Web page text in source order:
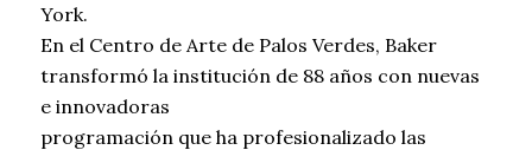
York.
En el Centro de Arte de Palos Verdes, Baker
transformó la institución de 88 años con nuevas
e innovadoras
programación que ha profesionalizado las